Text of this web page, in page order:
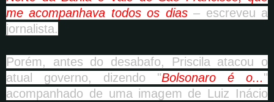
me acompanhava todos os dias– escreveu a
jornalista.
Porém, antes do desabafo, Priscila atacou o
atual governo, dizendo "Bolsonaro é o..."
acompanhado de uma imagem de Luiz Inácio